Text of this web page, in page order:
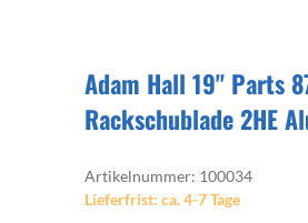
Adam Hall 19" Parts
Rackschublade 2HE
Schnelltrennung
Artikelnummer: 100034
Lieferfrist: ca. 4-7 Tage